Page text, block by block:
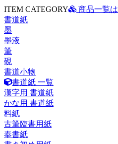
ITEM CATEGORY
商品一覧
書道紙
墨
墨液
筆
硯
書道小物
書道紙 一覧
漢字用 書道紙
かな用 書道紙
料紙
古筆臨書用紙
奉書紙